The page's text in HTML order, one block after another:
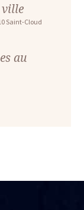
ville
Saint-Cloud
au